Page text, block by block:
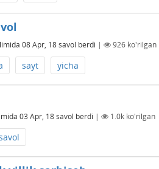
08 Apr, 18savol berdi | 926 ko'rilgan
sayt yicha
03 Apr, 18savol berdi | 1.0k ko'rilgan